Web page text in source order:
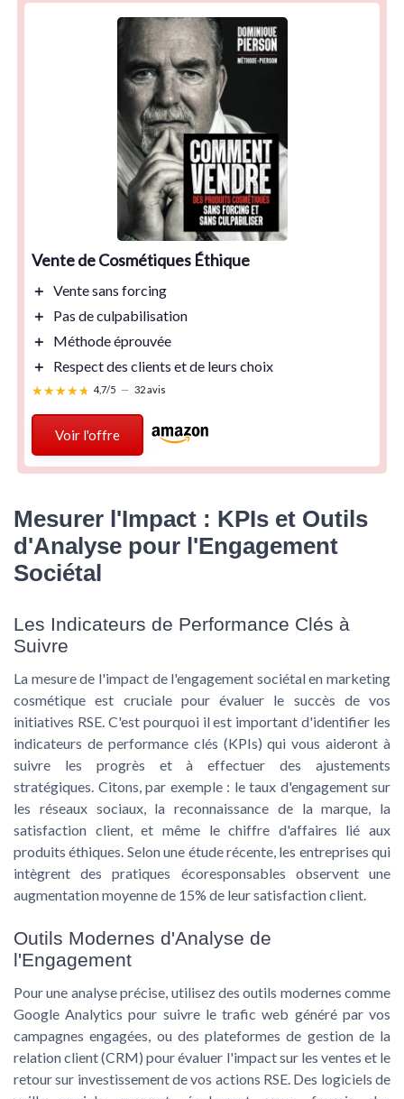
Vente de Cosmétiques Éthique
＋ Vente sans forcing
＋
Pas deculpabilisation
＋
Méthode éprouvée
＋
Respect des clients et de leurs choix
★★★★★
★★★★★ 4,7/5 — 32 avis
Voir l'offre
Mesurer l'Impact : KPIs et Outils
d'Analyse pour l'Engagement
Sociétal
Les Indicateurs de Performance Clés à
Suivre
La mesure de l'impact de l'engagement sociétal en marketing
cosmétique est cruciale pour évaluer le succès de vos
initiatives RSE. C'est pourquoi il est important d'identifier les
indicateurs de performance clés (KPIs) qui vous aideront à
suivre les progrès et à effectuer des ajustements
stratégiques. Citons, par exemple : le taux d'engagement sur
les réseaux sociaux, la reconnaissance de la marque, la
satisfaction client, et même le chiffre d'affaires lié aux
produits éthiques. Selon une étude récente, les entreprises qui
intègrent des pratiques écoresponsables observent une
augmentation moyenne de 15% de leur satisfaction client.
Outils Modernes d'Analyse de
l'Engagement
Pour une analyse précise, utilisez des outils modernes comme
Google Analytics pour suivre le trafic web généré par vos
campagnes engagées, ou des plateformes de gestion de la
relation client (CRM) pour évaluer l'impact sur les ventes et le
retour sur investissement de vos actions RSE. Des logiciels de